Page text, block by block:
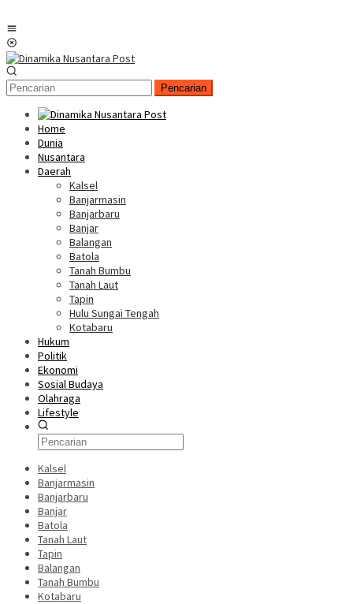
Pencarian
Home
Dunia
Nusantara
Daerah
Kalsel
Banjarmasin
Banjarbaru
Banjar
Balangan
Batola
Tanah Bumbu
Tanah Laut
Tapin
Hulu Sungai Tengah
Kotabaru
Hukum
Politik
Ekonomi
Sosial Budaya
Olahraga
Lifestyle
Kalsel
Banjarmasin
Banjarbaru
Banjar
Batola
Tanah Laut
Tapin
Balangan
Tanah Bumbu
Kotabaru